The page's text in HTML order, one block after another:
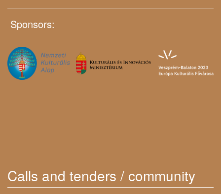
Sponsors:
Calls and tenders / community